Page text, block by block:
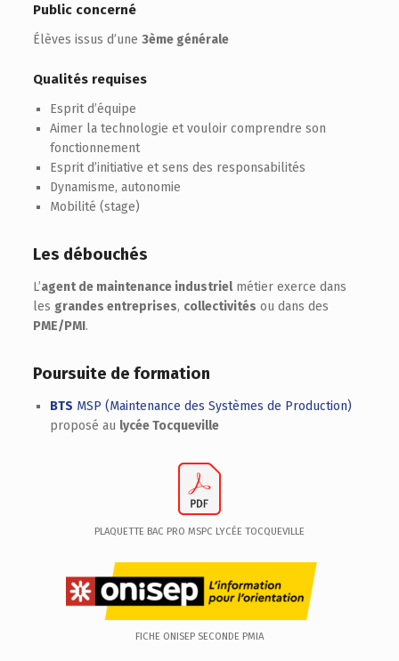
Public concerné
Élèves issus d’une 3ème générale
Qualités requises
Esprit d’équipe
Aimer la technologie et vouloir comprendre son
fonctionnement
Esprit d’initiative et sens des responsabilités
Dynamisme, autonomie
Mobilité (stage)
Les débouchés
L’agent de maintenance industrielmétier exerce dans
les grandes entreprises, collectivités ou dans des
PME/PMI.
Poursuite de formation
BTS MSP (Maintenance des Systèmes de Production)
proposé au lycée Tocqueville
PLAQUETTE BAC PRO MSPC LYCÉE TOCQUEVILLE
FICHE ONISEP SECONDE PMIA